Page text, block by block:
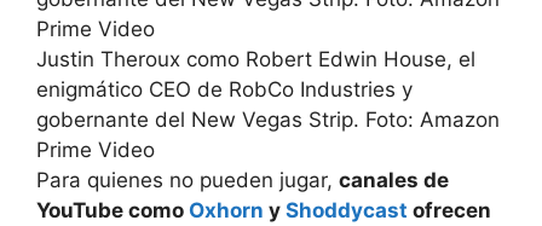
Justin Theroux como Robert Edwin House, el
enigmático CEO de RobCo Industries y
gobernante del New Vegas Strip. Foto: Amazon
Prime Video
Para quienes no pueden jugar, canales de
YouTube como Oxhorn y Shoddycast ofrecen